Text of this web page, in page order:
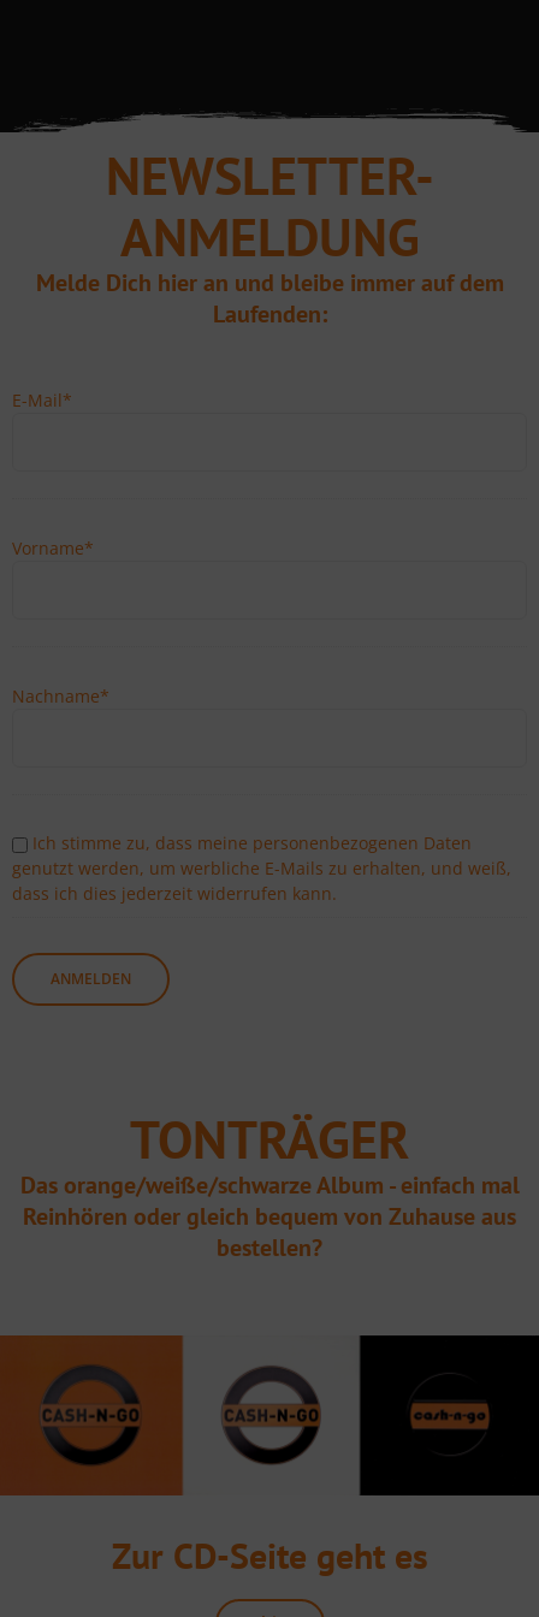
NEWSLETTER-
ANMELDUNG
Melde Dich hier an und bleibe immer auf dem
Laufenden:
E-Mail*
Vorname*
Nachname*
Ich stimme zu, dass meine personenbezogenen Daten
genutzt werden, um werbliche E-Mails zu erhalten, und weiß,
dass ich dies jederzeit widerrufen kann.
TONTRÄGER
Das orange/weiße/schwarze Album - einfach mal
Reinhören oder gleich bequem von Zuhause aus
bestellen?
Zur CD-Seite geht es